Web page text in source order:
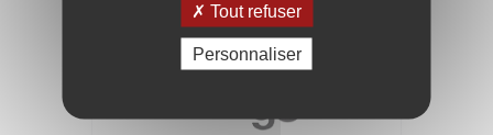
66,90 €
Tout refuser
Personnaliser